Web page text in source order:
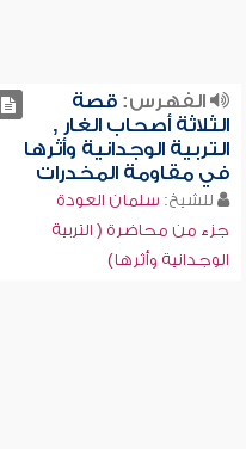
الفهرس:قصة
الثلاثة أصحاب الغار ,
التربية الوجدانية وأثرها
في مقاومة المخدرات
للشيخ: سلمان العودة
جزء من محاضرة ( التربية
الوجدانية وأثرها)